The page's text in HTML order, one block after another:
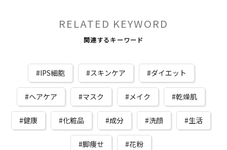
RELATED KEYWORD
関連するキーワード
IPS細胞 スキンケア ダイエット
ヘアケア マスク メイク 乾燥肌
健康 化粧品 成分 洗顔 生活
脚痩せ 花粉